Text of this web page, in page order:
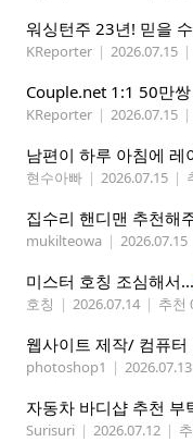
워싱턴주 23년! 믿을
KReporter | 2026.07.15 |
KReporter | 2026.07.15 |
현수아빠 | 2026.07.15 |
집수리 핸디맨 추천해
mukilteowa | 2026.07.15
미스터 호칭 조심해서...
호칭 | 2026.07.14 | 추천
photoshop1 | 2026.07.13
자동차 바디샵 추천 부
Surisuri | 2026.07.12 |